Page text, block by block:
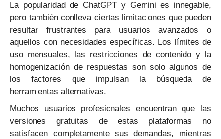
La popularidad de ChatGPT y Gemini es innegable,
pero también conlleva ciertas limitaciones que pueden
resultar frustrantes para usuarios avanzados o
aquellos con necesidades específicas. Los límites de
uso mensuales, las restricciones de contenido y la
homogenización de respuestas son solo algunos de
los factores que impulsan la búsqueda de
herramientas alternativas.
Muchos usuarios profesionales encuentran que las
versiones gratuitas de estas plataformas no
satisfacen completamente sus demandas, mientras